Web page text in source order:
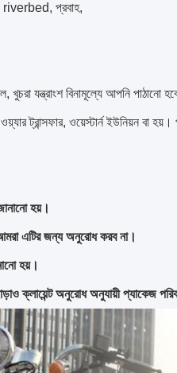
riverbed, প্রবাহ,
খুচরা যন্ত্রাংশ বিনামূল্যে আপনি পাঠানো
ওয়্যার ট্রান্সফার, ওয়েস্টার্ন ইউনিয়ন বা হয়।
হয়।
এটির জন্য অনুরোধ করব না।
হয়।
অনুরোধ অনুযায়ী প্যাকেজ